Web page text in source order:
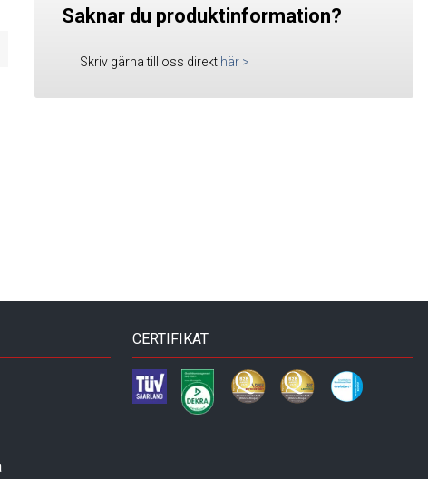
Saknar du produktinformation?
Skriv gärna till oss direkt här >
CERTIFIKAT